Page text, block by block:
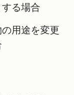
る場合
用途を変更